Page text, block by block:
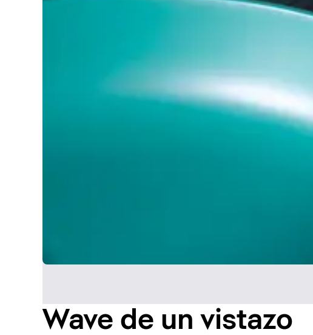
Wave de un vistazo